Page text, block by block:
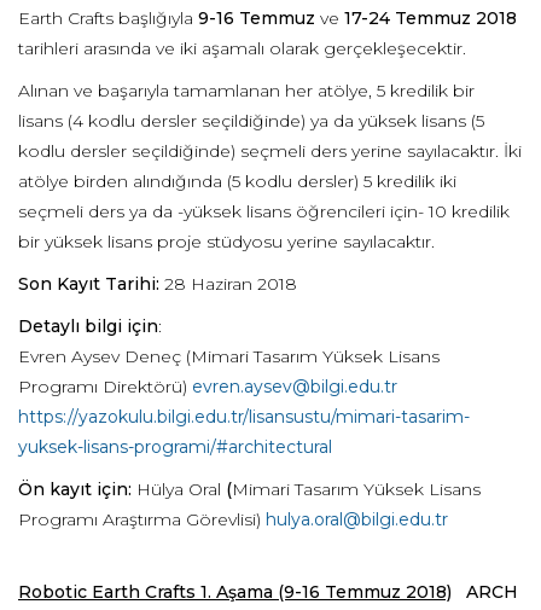
Earth Crafts başlığıyla 9-16 Temmuz ve 17-24 Temmuz 2018
tarihleri arasında ve iki aşamalı olarak gerçekleşecektir.
Alınan ve başarıyla tamamlanan her atölye, 5 kredilik bir
lisans (4 kodlu dersler seçildiğinde) ya da yüksek lisans (5
kodlu dersler seçildiğinde) seçmeli ders yerine sayılacaktır. İki
atölye birden alındığında (5 kodlu dersler) 5 kredilik iki
seçmeli ders ya da -yüksek lisans öğrencileri için- 10 kredilik
bir yüksek lisans proje stüdyosu yerine sayılacaktır.
Son Kayıt Tarihi: 28 Haziran 2018
Detaylı bilgi için:
Evren Aysev Deneç (Mimari Tasarım Yüksek Lisans
Programı Direktörü) evren.aysev@bilgi.edu.tr
https://yazokulu.bilgi.edu.tr/lisansustu/mimari-tasarim-
yuksek-lisans-programi/#architectural
Ön kayıt için: Hülya Oral (Mimari Tasarım Yüksek Lisans
Programı Araştırma Görevlisi) hulya.oral@bilgi.edu.tr
Robotic Earth Crafts 1. Aşama (9-16 Temmuz 2018)
ARCH